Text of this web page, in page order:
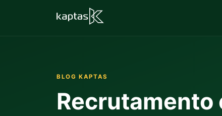
BLOG KAPTAS
Recrutamento